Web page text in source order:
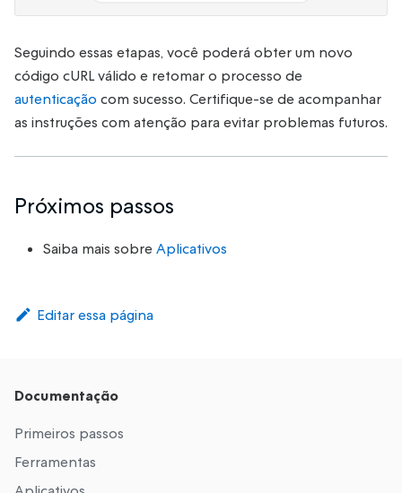
Seguindo essas etapas, você poderá obter um novo
código cURL válido e retomar o processo de
autenticação com sucesso. Certifique-se de acompanhar
as instruções com atenção para evitar problemas futuros.
Próximos passos
Saiba mais sobreAplicativos
Editar essa página
Documentação
Primeiros passos
Ferramentas